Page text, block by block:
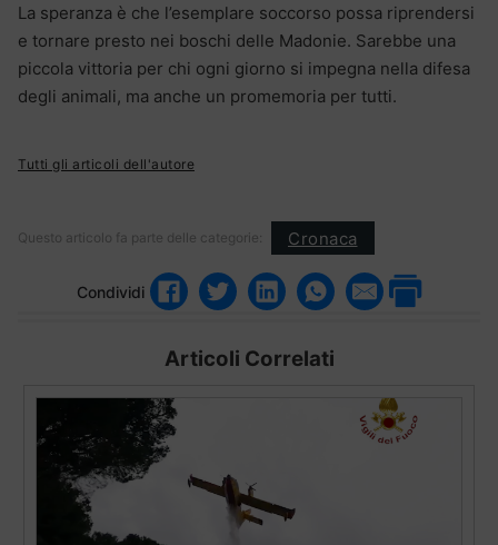
La speranza è che l’esemplare soccorso possa riprendersi
e tornare presto nei boschi delle Madonie. Sarebbe una
piccola vittoria per chi ogni giorno si impegna nella difesa
degli animali, ma anche un promemoria per tutti.
Tutti gli articoli dell'autore
Questo articolo fa parte delle categorie: Cronaca
Condividi
Articoli Correlati